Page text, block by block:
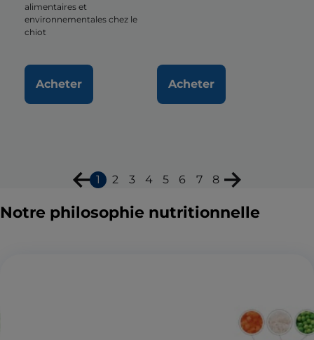
alimentaires et
environnementales chez le
chiot
Acheter Acheter
1 2 3 4 5 6 7 8
Notre philosophie nutritionnelle